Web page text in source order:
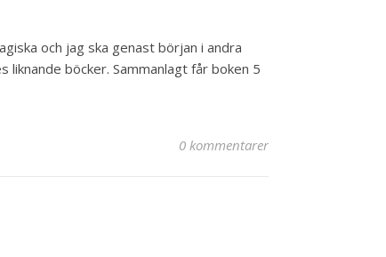
och jag ska genast början i andra
böcker. Sammanlagt får boken 5
0 kommentarer